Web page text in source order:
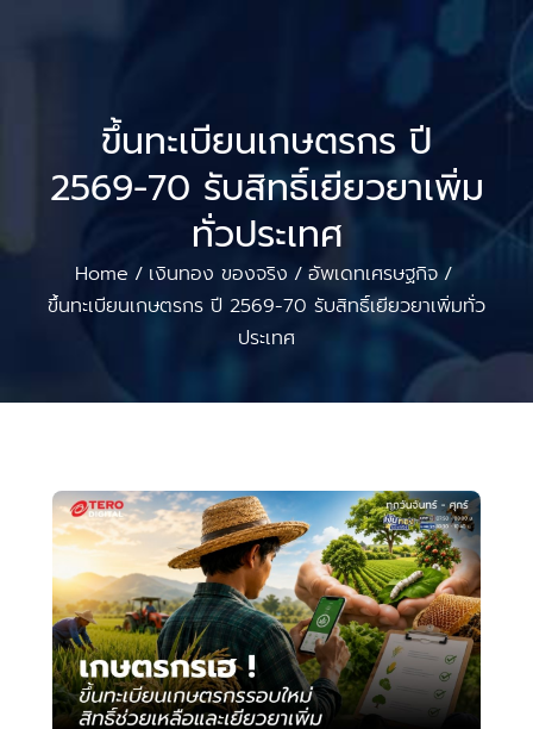
ขึ้นทะเบียนเกษตรกร ปี
2569-70 รับสิทธิ์เยียวยาเพิ่ม
ทั่วประเทศ
Home / เงินทอง ของจริง / อัพเดทเศรษฐกิจ /
ขึ้นทะเบียนเกษตรกร ปี 2569-70 รับสิทธิ์เยียวยาเพิ่มทั่ว
ประเทศ